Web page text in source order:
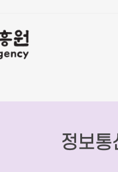
정보통